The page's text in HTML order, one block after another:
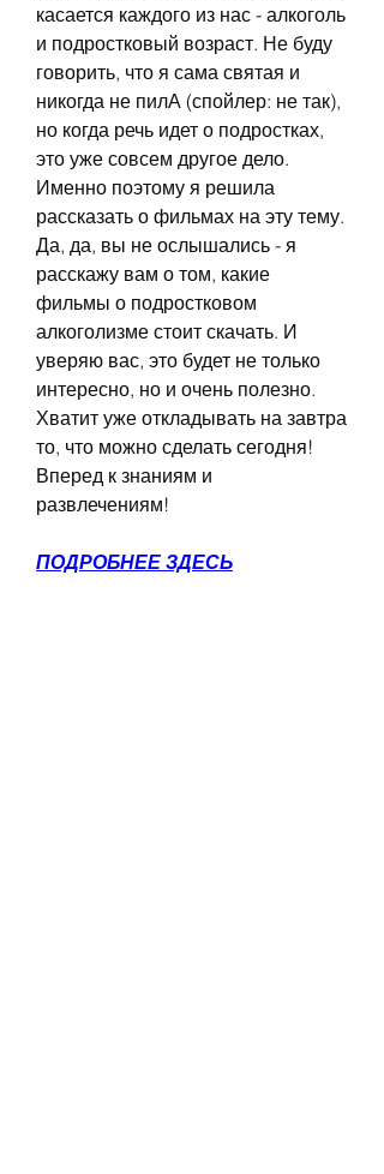
касается каждого из нас - алкоголь
и подростковый возраст. Не буду
говорить, что я сама святая и
никогда не пилА (спойлер: не так),
но когда речь идет о подростках,
это уже совсем другое дело.
Именно поэтому я решила
рассказать о фильмах на эту тему.
Да, да, вы не ослышались - я
расскажу вам о том, какие
фильмы о подростковом
алкоголизме стоит скачать. И
уверяю вас, это будет не только
интересно, но и очень полезно.
Хватит уже откладывать на завтра
то, что можно сделать сегодня!
Вперед к знаниям и
развлечениям!
ПОДРОБНЕЕ ЗДЕСЬ